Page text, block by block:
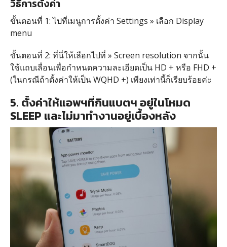
วิธีการตั้งค่า
ขั้นตอนที่ 1: ไปที่เมนูการตั้งค่า Settings » เลือก Display
menu
ขั้นตอนที่ 2: ที่นี่ให้เลือกไปที่ » Screen resolution จากนั้น
ใช้แถบเลื่อนเพื่อกำหนดความละเอียดเป็น HD + หรือ FHD +
(ในกรณีถ้าตั้งค่าให้เป็น WQHD +) เพียงเท่านี้ก็เรียบร้อยค่ะ
5. ตั้งค่าให้แอพฯที่กินแบตฯ อยู่ในโหมด
SLEEP และไม่มาทำงานอยู่เบื้องหลัง